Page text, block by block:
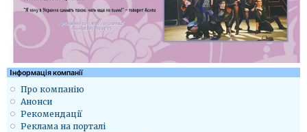
Iнформація компанії
Про компанію
Анонси
Рекомендації
Реклама на порталі